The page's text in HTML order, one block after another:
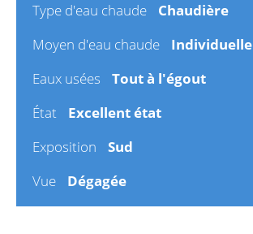
Type d'eau chaude
Chaudière
Moyen d'eau chaude
Individuelle
Eaux usées
Tout à l'égout
État
Excellent état
Exposition
Sud
Vue
Dégagée